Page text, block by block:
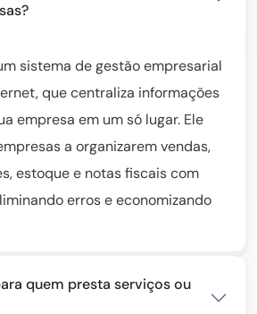
sistema de gestão empresarial
que centraliza informações
empresa em um só lugar. Ele
a organizarem vendas,
estoque e notas fiscais com
erros e economizando
quem presta serviços ou